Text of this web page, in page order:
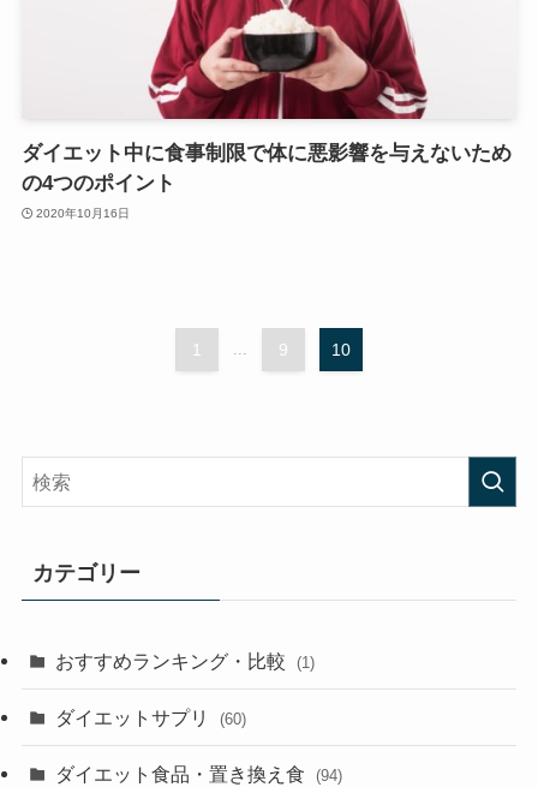
ダイエット中に食事制限で体に悪影響を与えないため
の4つのポイント
2020年10月16日
1 ... 9 10
カテゴリー
おすすめランキング・比較 (1)
ダイエットサプリ (60)
ダイエット食品・置き換え食 (94)